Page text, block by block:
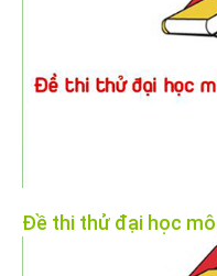
Đề thi thử đại học